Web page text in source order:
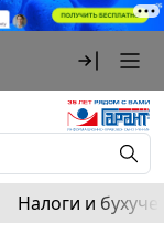
Налоги и